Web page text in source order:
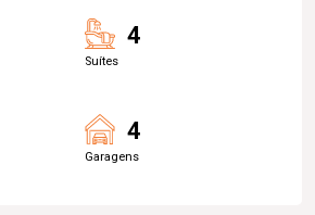
4
Suítes
4
Garagens